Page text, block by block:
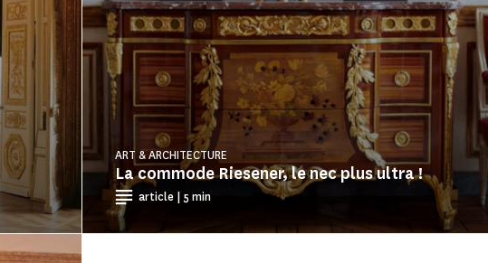
La commode Riesener, le nec plus ultra !
ART & ARCHITECTURE
article | 5 min